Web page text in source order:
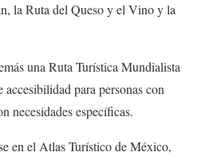
la Ruta del Queso y el Vino y la
una Ruta Turística Mundialista
para personas con
necesidades específicas.
en el Atlas Turístico de México,